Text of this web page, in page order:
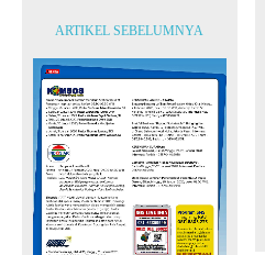
ARTIKEL SEBELUMNYA